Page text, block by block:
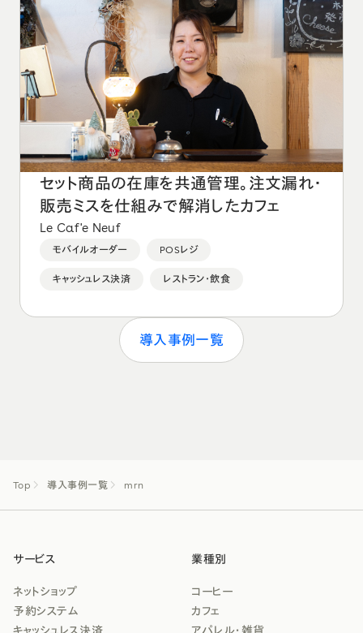
セット商品の在庫を共通管理。注文漏れ・
販売ミスを仕組みで解消したカフェ
Le Caf'e Neuf
モバイルオーダー POSレジ
キャッシュレス決済 レストラン・飲食
導入事例一覧
Top 導入事例一覧 mrn
サービス
ネットショップ
予約システム
業種別
コーヒー
カフェ